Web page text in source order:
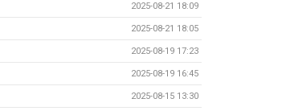
2025-08-21 18:09
2025-08-21 18:05
2025-08-19 17:23
2025-08-19 16:45
2025-08-15 13:30